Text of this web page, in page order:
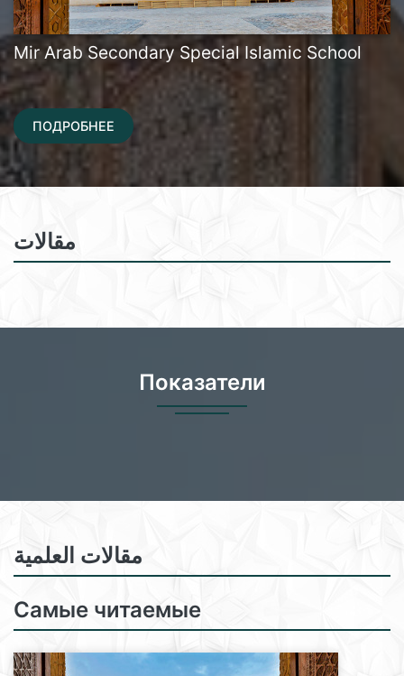
Mir Arab Secondary Special Islamic School
ПОДРОБНЕЕ
مقالات
Показатели
مقالات العلمية
Самые читаемые